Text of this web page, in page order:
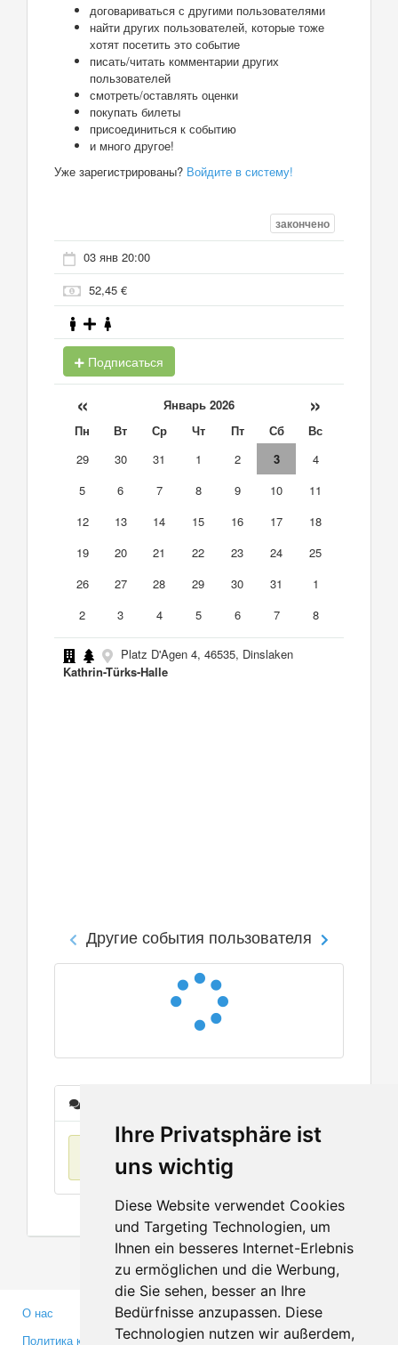
Ihre Privatsphäre ist
uns wichtig
Diese Website verwendet Cookies
und Targeting Technologien, um
Ihnen ein besseres Internet-Erlebnis
zu ermöglichen und die Werbung,
die Sie sehen, besser an Ihre
Bedürfnisse anzupassen. Diese
Technologien nutzen wir außerdem,
договариваться с другими пользователями
найти других пользователей, которые тоже
хотят посетить это событие
писать/читать комментарии других
пользователей
смотреть/оставлять оценки
покупать билеты
присоединиться к событию
и много другое!
Уже зарегистрированы? Войдите в систему!
закончено
03 янв 20:00
52,45 €
Подписаться
« Январь 2026 »
Пн Вт Ср Чт Пт Сб
Вс
29
30 31 1 2 3
4
5
6 7 8 9 10
11
12
13 14 15 16 17
18
19
20 21 22 23 24
25
26
27 28 29 30 31
1
2
3 4 5 6 7 8
Platz D'Agen 4, 46535, Dinslaken
Kathrin-Türks-Halle
Другие события пользователя
О нас
Политика конфиденциальности
Партнерам
Инвесторам